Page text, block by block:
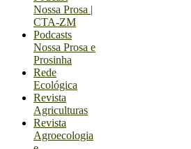
Nossa Prosa |
CTA-ZM
Podcasts
Nossa Prosa e
Prosinha
Rede
Ecológica
Revista
Agriculturas
Revista
Agroecologia